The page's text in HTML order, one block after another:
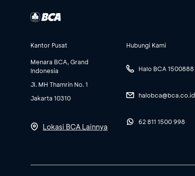
Kantor Pusat
Menara BCA, Grand
Indonesia
Jl. MH Thamrin No. 1
Jakarta 10310
Lokasi BCA Lainnya
Hubungi Kami
Halo BCA 1500888
halobca@bca.co.id
62 811 1500 998